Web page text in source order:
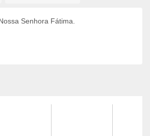
Senhora Fátima.